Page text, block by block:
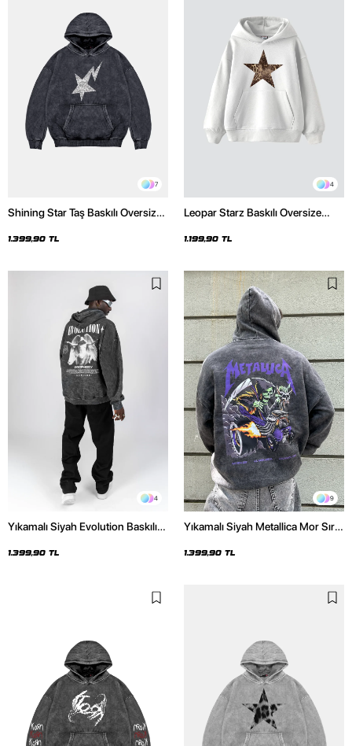
7
Shining Star Taş Baskılı Oversize
Hoodie
1.399,90 TL
4
Leopar Starz Baskılı Oversize
1.199,90 TL
4
Yıkamalı Siyah Evolution Baskılı
Hoodie
1.399,90 TL
9
Yıkamalı Siyah Metallica Mor Sırt
Hoodie
1.399,90 TL